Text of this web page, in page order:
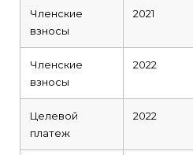
Членские
взносы
2021
Членские
взносы
2022
Целевой
платеж
2022